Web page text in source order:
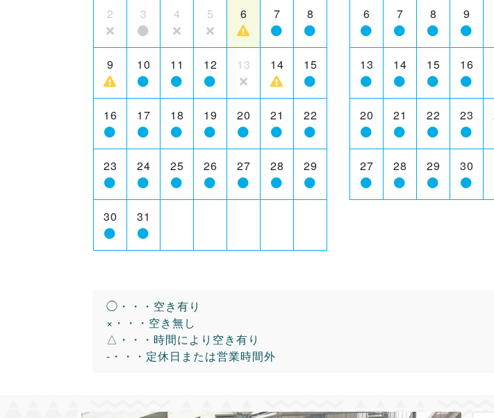
2 3 4 5 6 7 8
9 10 11 12 13 14 15
16 17 18 19 20 21 22
23 24 25 26 27 28 29
30 31
6 7 8 9
13 14 15 16
20 21 22 23
27 28 29 30
◯・・・空き有り
×・・・空き無し
△・・・時間により空き有り
-・・・定休日または営業時間外